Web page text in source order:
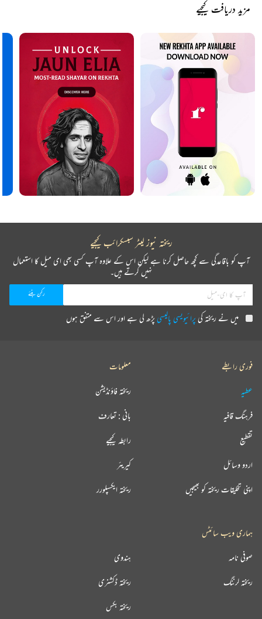
مزید دریافت کیجیے
ریختہ نیوز لیٹر سبسکرائب کیجیے
آپ کو باقاعدگی سے کچھ حاصل کرنا ہے لیکن اس کے علاوہ آپ کسی بھی ای میل کا استعمال
نہیں کرتے ہیں۔
میں نے ریختہ کی پرائیویسی پالیسی پڑھ لی ہے اور اس سے متفق ہوں
فوری رابطے
عطیہ
فرہنگ قافیہ
تقطیع
اردو وسائل
اپنی تخلیقات ریختہ کو بھیجیں
معلومات
ریختہ فاؤنڈیشن
بانی : تعارف
رابطہ کیجیے
کیریئر
ریختہ ایکسپلورر
ہماری ویب سائٹس
ہندوی صوفی نامہ
ریختہ ڈکشنری ریختہ لرننگ
ریختہ بکس